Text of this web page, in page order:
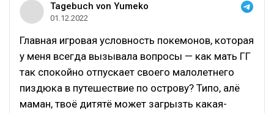
Tagebuch von Yumeko
01.12.2022
Главная игровая условность покемонов, которая
у меня всегда вызывала вопросы — как мать ГГ
так спокойно отпускает своего малолетнего
пиздюка в путешествие по острову? Типо, алё
маман, твоё дитятё может загрызть какая-